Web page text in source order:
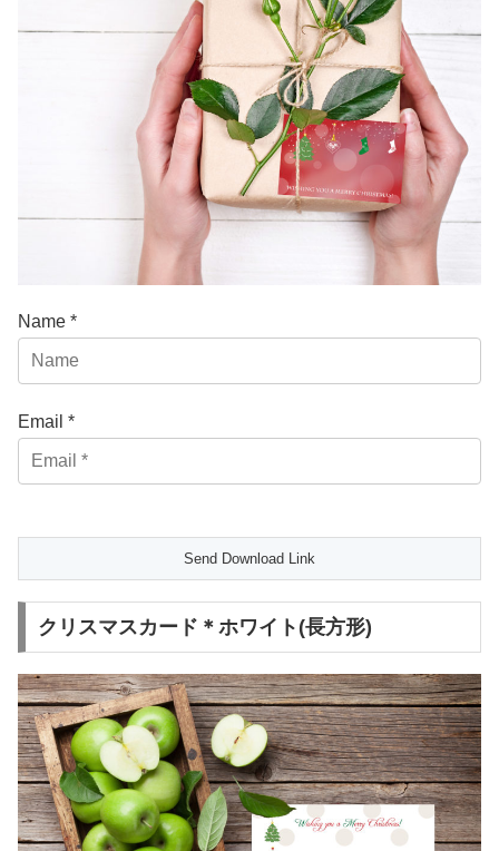
Name *
Email *
クリスマスカード＊ホワイト(長方形)